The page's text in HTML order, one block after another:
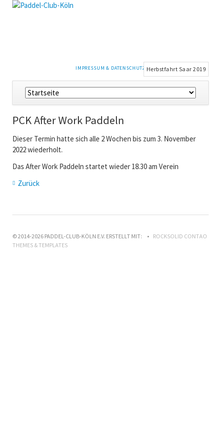
NAVIGATION
IMPRESSUM & DATENSCHUTZ Herbstfahrt Saar 2019
Navigation
überspringen
PCK After Work Paddeln
Dieser Termin hatte sich alle 2 Wochen bis zum 3. November
2022 wiederholt.
Das After Work Paddeln startet wieder 18.30 am Verein
Zurück
© 2014-2026 PADDEL-CLUB-KÖLN E.V. ERSTELLT MIT:
ROCKSOLID CONTAO
THEMES & TEMPLATES